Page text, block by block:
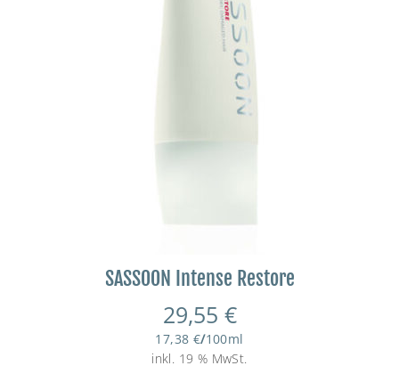
SASSOON Intense Restore
29,55 €
17,38 €/100ml
inkl. 19 % MwSt.